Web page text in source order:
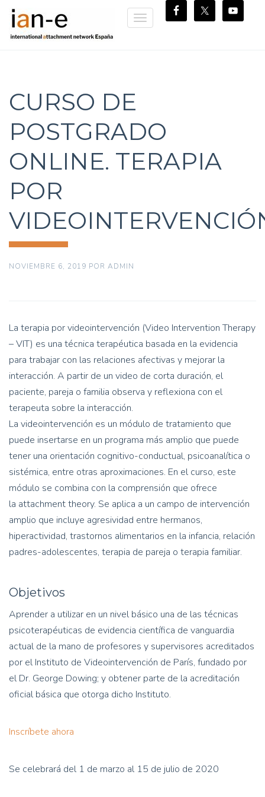
Toggle
CURSO DE
POSTGRADO
ONLINE. TERAPIA
POR
NOVIEMBRE 6, 2019 POR ADMIN
La terapia por videointervención (Video Intervention Therapy
– VIT) es una técnica terapéutica basada en la evidencia
para trabajar con las relaciones afectivas y mejorar la
interacción. A partir de un video de corta duración, el
paciente, pareja o familia observa y reflexiona con el
terapeuta sobre la interacción.
La videointervención es un módulo de tratamiento que
puede insertarse en un programa más amplio que puede
tener una orientación cognitivo-conductual, psicoanalítica o
sistémica, entre otras aproximaciones. En el curso, este
módulo se combina con la comprensión que ofrece
la attachment theory. Se aplica a un campo de intervención
amplio que incluye agresividad entre hermanos,
hiperactividad, trastornos alimentarios en la infancia, relación
padres-adolescentes, terapia de pareja o terapia familiar.
Objetivos
Aprender a utilizar en un nivel básico una de las técnicas
psicoterapéuticas de evidencia científica de vanguardia
actual de la mano de profesores y supervisores acreditados
por el Instituto de Videointervención de París, fundado por
el Dr. George Dowing; y obtener parte de la acreditación
oficial básica que otorga dicho Instituto.
Inscríbete ahora
Se celebrará del 1 de marzo al 15 de julio de 2020